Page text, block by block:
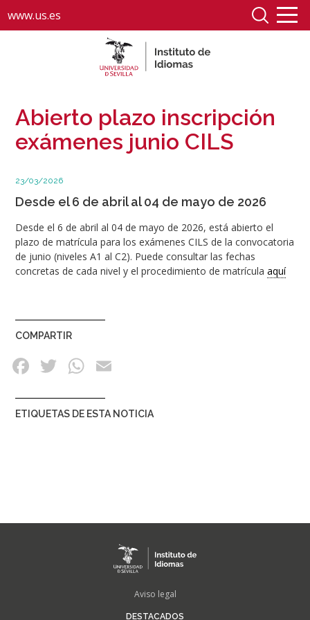
www.us.es
Abierto plazo inscripción
exámenes junio CILS
23/03/2026
Desde el 6 de abril al 04 de mayo de 2026
Desde el 6 de abril al 04 de mayo de 2026, está abierto el
plazo de matrícula para los exámenes CILS de la convocatoria
de junio (niveles A1 al C2). Puede consultar las fechas
concretas de cada nivel y el procedimiento de matrículaaquí
COMPARTIR
ETIQUETAS DE ESTA NOTICIA
Aviso legal
DESTACADOS